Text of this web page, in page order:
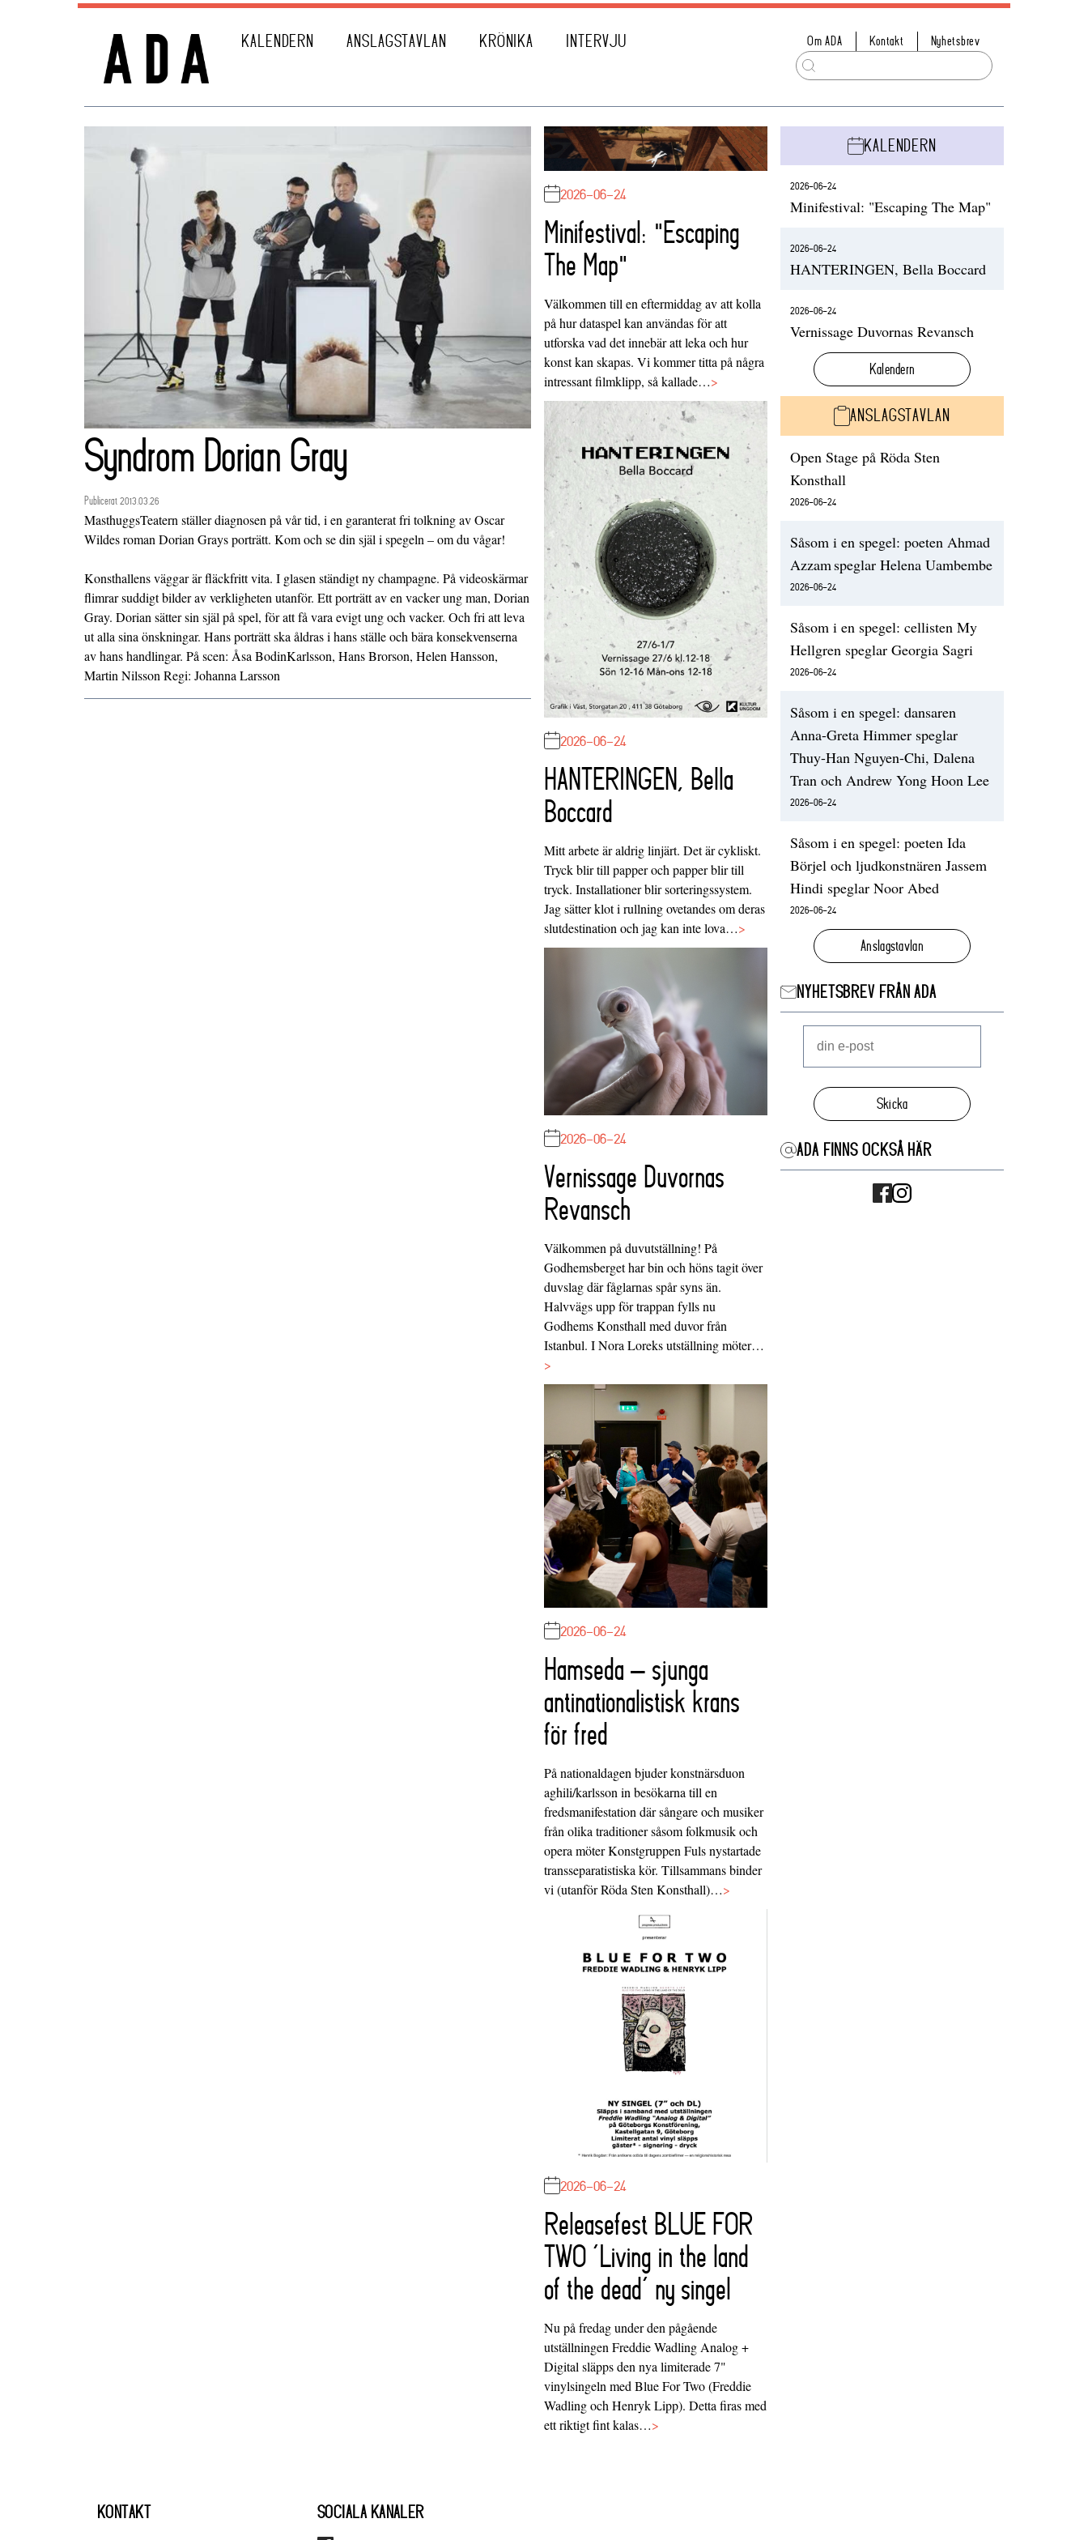
KALENDERN ANSLAGSTAVLAN KRÖNIKA INTERVJU Om ADA Kontakt Nyhetsbrev
Syndrom Dorian Gray
Publicerat 2013.03.26
MasthuggsTeatern ställer diagnosen på vår tid, i en garanterat fri tolkning av Oscar
Wildes roman Dorian Grays porträtt. Kom och se din själ i spegeln – om du vågar!
Konsthallens väggar är fläckfritt vita. I glasen ständigt ny champagne. På videoskärmar
flimrar suddigt bilder av verkligheten utanför. Ett porträtt av en vacker ung man, Dorian
Gray. Dorian sätter sin själ på spel, för att få vara evigt ung och vacker. Och fri att leva
ut alla sina önskningar. Hans porträtt ska åldras i hans ställe och bära konsekvenserna
av hans handlingar. På scen: Åsa BodinKarlsson, Hans Brorson, Helen Hansson,
Martin Nilsson Regi: Johanna Larsson
2026-06-24
Minifestival: "Escaping
The Map"
Välkommen till en eftermiddag av att kolla
på hur dataspel kan användas för att
utforska vad det innebär att leka och hur
konst kan skapas. Vi kommer titta på några
intressant filmklipp, så kallade…>
2026-06-24
HANTERINGEN, Bella
Boccard
Mitt arbete är aldrig linjärt. Det är cykliskt.
Tryck blir till papper och papper blir till
tryck. Installationer blir sorteringssystem.
Jag sätter klot i rullning ovetandes om deras
slutdestination och jag kan inte lova…>
2026-06-24
Vernissage Duvornas
Revansch
Välkommen på duvutställning! På
Godhemsberget har bin och höns tagit över
duvslag där fåglarnas spår syns än.
Halvvägs upp för trappan fylls nu
Godhems Konsthall med duvor från
Istanbul. I Nora Loreks utställning möter…
>
2026-06-24
Hamseda – sjunga
antinationalistisk krans
för fred
På nationaldagen bjuder konstnärsduon
aghili/karlsson in besökarna till en
fredsmanifestation där sångare och musiker
från olika traditioner såsom folkmusik och
opera möter Konstgruppen Fuls nystartade
transseparatistiska kör. Tillsammans binder
vi (utanför Röda Sten Konsthall)…>
2026-06-24
Releasefest BLUE FOR
TWO ‘Living in the land
of the dead’ ny singel
Nu på fredag under den pågående
utställningen Freddie Wadling Analog +
Digital släpps den nya limiterade 7"
vinylsingeln med Blue For Two (Freddie
Wadling och Henryk Lipp). Detta firas med
ett riktigt fint kalas…>
KALENDERN
2026-06-24
Minifestival: "Escaping The Map"
2026-06-24
HANTERINGEN, Bella Boccard
2026-06-24
Vernissage Duvornas Revansch
Kalendern
ANSLAGSTAVLAN
Open Stage på Röda Sten
Konsthall
2026-06-24
Såsom i en spegel: poeten Ahmad
Azzam speglar Helena Uambembe
2026-06-24
Såsom i en spegel: cellisten My
Hellgren speglar Georgia Sagri
2026-06-24
Såsom i en spegel: dansaren
Anna-Greta Himmer speglar
Thuy-Han Nguyen-Chi, Dalena
Tran och Andrew Yong Hoon Lee
2026-06-24
Såsom i en spegel: poeten Ida
Börjel och ljudkonstnären Jassem
Hindi speglar Noor Abed
2026-06-24
Anslagstavlan
NYHETSBREV FRÅN ADA
Skicka
ADA FINNS OCKSÅ HÄR
KONTAKT SOCIALA KANALER